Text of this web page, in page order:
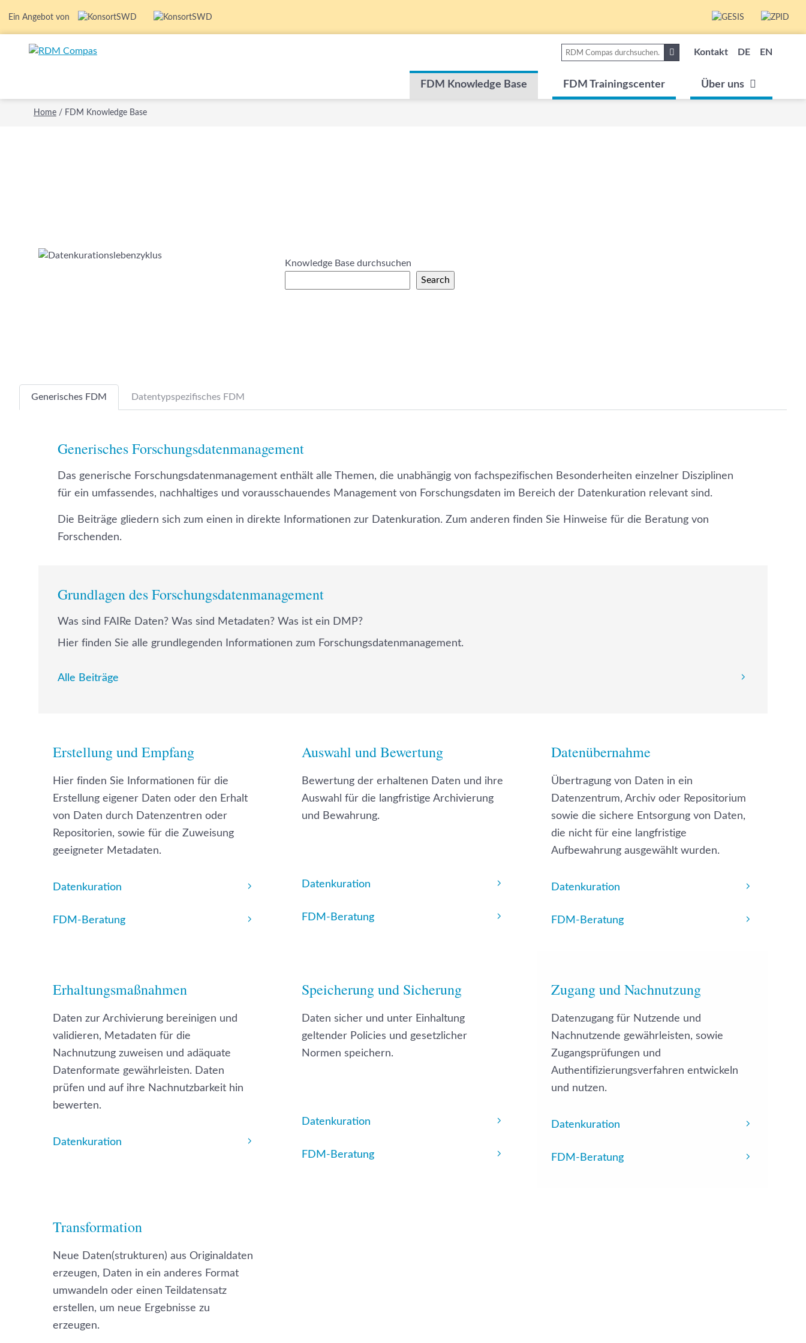
Ein Angebot von
FDM Knowledge Base FDM Trainingscenter Über uns
Kontakt DE EN
Home / FDM Knowledge Base
Knowledge Base durchsuchen
Search
Generisches FDM Datentypspezifisches FDM
Generisches Forschungsdaten­management
Das generische Forschungsdatenmanagement enthält alle Themen, die unabhängig von fachspezifischen Besonderheiten einzelner Disziplinen
für ein umfassendes, nachhaltiges und vorausschauendes Management von Forschungsdaten im Bereich der Datenkuration relevant sind.
Die Beiträge gliedern sich zum einen in direkte Informationen zur Datenkuration. Zum anderen finden Sie Hinweise für die Beratung von
Forschenden.
Grundlagen des Forschungsdatenmanagement
Was sind FAIRe Daten? Was sind Metadaten? Was ist ein DMP?
Hier finden Sie alle grundlegenden Informationen zum Forschungsdatenmanagement.
Alle Beiträge
Erstellung und Empfang
Hier finden Sie Informationen für die
Erstellung eigener Daten oder den Erhalt
von Daten durch Datenzentren oder
Repositorien, sowie für die Zuweisung
geeigneter Metadaten.
Datenkuration
FDM-Beratung
Auswahl und Bewertung
Bewertung der erhaltenen Daten und ihre
Auswahl für die langfristige Archivierung
und Bewahrung.
Datenkuration
FDM-Beratung
Datenübernahme
Übertragung von Daten in ein
Datenzentrum, Archiv oder Repositorium
sowie die sichere Entsorgung von Daten,
die nicht für eine langfristige
Aufbewahrung ausgewählt wurden.
Datenkuration
FDM-Beratung
Erhaltungsmaßnahmen
Daten zur Archivierung bereinigen und
validieren, Metadaten für die
Nachnutzung zuweisen und adäquate
Datenformate gewährleisten. Daten
prüfen und auf ihre Nachnutzbarkeit hin
bewerten.
Datenkuration
Speicherung und Sicherung
Daten sicher und unter Einhaltung
geltender Policies und gesetzlicher
Normen speichern.
Datenkuration
FDM-Beratung
Zugang und Nachnutzung
Datenzugang für Nutzende und
Nachnutzende gewährleisten, sowie
Zugangsprüfungen und
Authentifizierungsverfahren entwickeln
und nutzen.
Datenkuration
FDM-Beratung
Transformation
Neue Daten(strukturen) aus Originaldaten
erzeugen, Daten in ein anderes Format
umwandeln oder einen Teildatensatz
erstellen, um neue Ergebnisse zu
erzeugen.